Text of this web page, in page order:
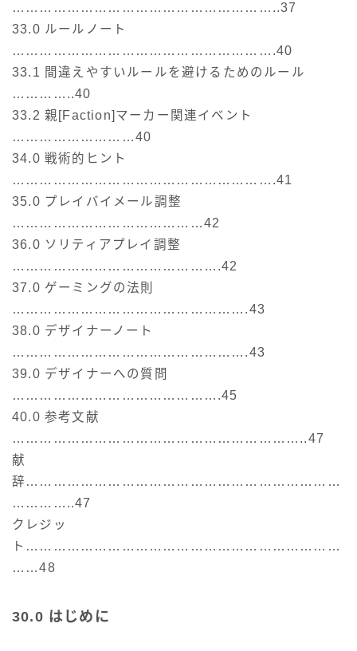
…………………………………………………..37
33.0 ルールノート
………………………………………………….40
33.1 間違えやすいルールを避けるためのルール
…………..40
33.2 親[Faction]マーカー関連イベント
………………………40
34.0 戦術的ヒント
………………………………………………….41
35.0 プレイバイメール調整
……………………………………42
36.0 ソリティアプレイ調整
……………………………………….42
37.0 ゲーミングの法則
…………………………………………….43
38.0 デザイナーノート
…………………………………………….43
39.0 デザイナーへの質問
……………………………………….45
40.0 参考文献
………………………………………………………..47
献
辞……………………………………………………………
…………..47
クレジッ
ト……………………………………………………………
……48
30.0 はじめに